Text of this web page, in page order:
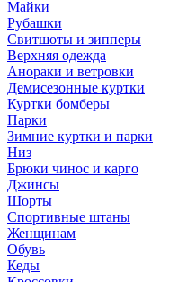
Майки
Рубашки
Свитшоты и зипперы
Верхняя одежда
Анораки и ветровки
Демисезонные куртки
Куртки бомберы
Парки
Зимние куртки и парки
Низ
Брюки чинос и карго
Джинсы
Шорты
Спортивные штаны
Женщинам
Обувь
Кеды